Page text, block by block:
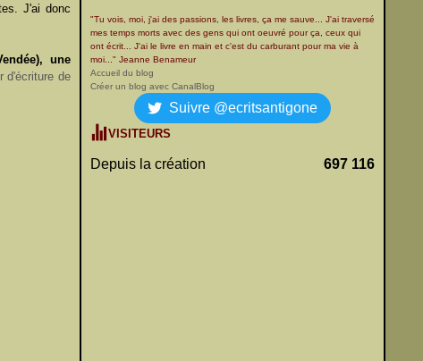
J'ai donc
une
d'écriture de
"Tu vois, moi, j'ai des passions, les livres, ça me sauve... J'ai traversé
mes temps morts avec des gens qui ont oeuvré pour ça, ceux qui
ont écrit... J'ai le livre en main et c'est du carburant pour ma vie à
moi..." Jeanne Benameur
Accueil du blog
Créer un blog avec CanalBlog
Suivre @ecritsantigone
VISITEURS
Depuis la création 697 116